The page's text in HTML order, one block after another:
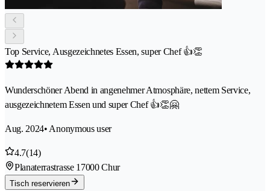
Top Service, Ausgezeichnetes Essen, super Chef 👍👏
Wunderschöner Abend in angenehmer Atmosphäre, nettem Service,
ausgezeichnetem Essen und super Chef 👍👏🤗
Aug. 2024• Anonymous user
4.7(14)
Planaterrastrasse 1 7000 Chur
Tisch reservieren